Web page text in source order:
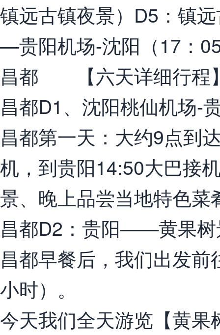
镇远古镇夜景）D5：镇
—贵阳机场-沈阳（17：
昌都 【六天详细行程
昌都D1、沈阳桃仙机场-
昌都第一天：大约9点到
机，到贵阳14:50大巴接
景、晚上品尝当地特色菜
昌都D2：贵阳——黄果
昌都早餐后，我们出发
小时）。
今天我们全天游览【黄